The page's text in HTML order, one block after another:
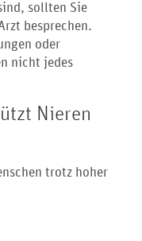
sollten Sie
besprechen.
oder
nicht jedes
Nieren
trotz hoher